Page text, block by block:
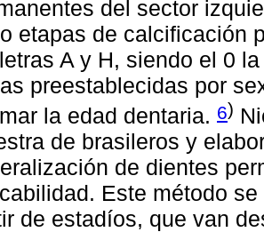
del sector
etapas de calcificación
A y H, siendo el 0
preestablecidas por
la edad dentaria. 6)
de brasileros y
de dientes
Este método
de estadíos, que van